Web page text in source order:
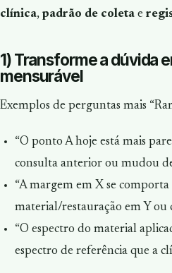
clínica, padrão de coleta e
1) Transforme a dúvida
mensurável
Exemplos de perguntas mais
“O ponto A hoje está mais
consulta anterior ou mudou
“A margem em X se comporta
material/restauração em Y ou
“O espectro do material
espectro de referência que a